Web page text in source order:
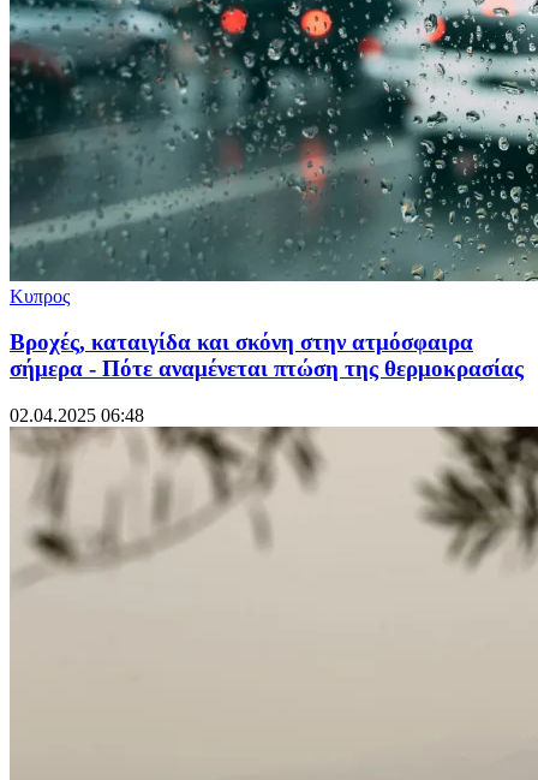
Κυπρος
Βροχές, καταιγίδα και σκόνη στην ατμόσφαιρα
σήμερα - Πότε αναμένεται πτώση της θερμοκρασίας
02.04.2025 06:48